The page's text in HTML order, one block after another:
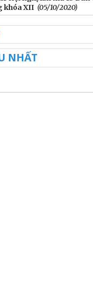
khóa XII (05/10/2020)
NHẤT